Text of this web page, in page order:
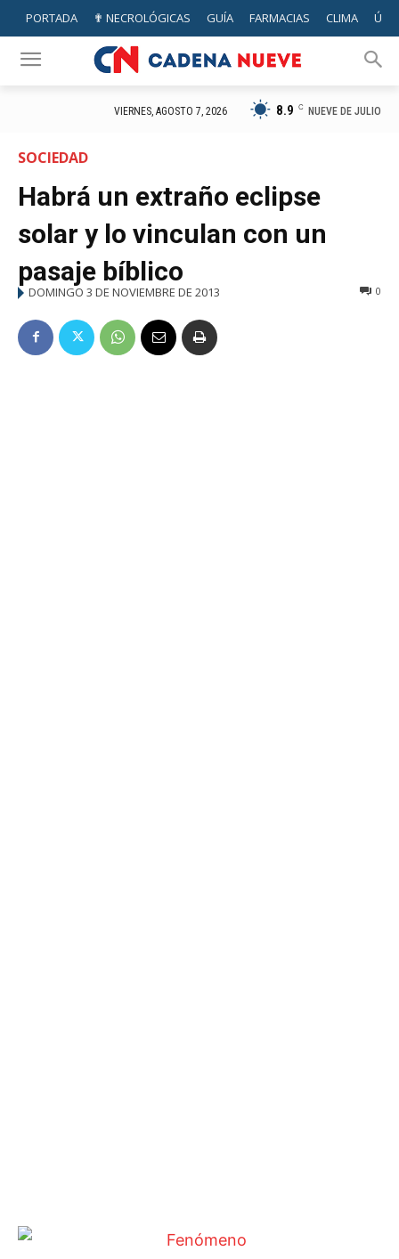
PORTADA ✟ NECROLÓGICAS GUÍA FARMACIAS CLIMA
VIERNES, AGOSTO 7, 2026 8.9 C NUEVE DE JULIO
SOCIEDAD
Habrá un extraño eclipse
solar y lo vinculan con un
pasaje bíblico
DOMINGO 3 DE NOVIEMBRE DE 2013 0